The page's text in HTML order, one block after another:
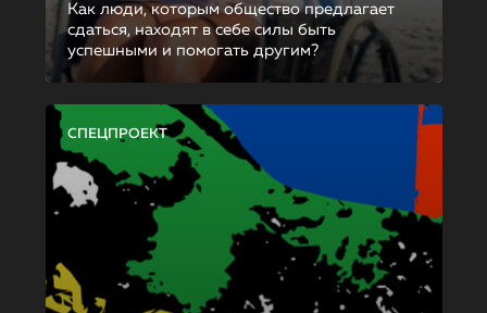
Как люди, которым общество предлагает
сдаться, находят в себе силы быть
успешными и помогать другим?
СПЕЦПРОЕКТ